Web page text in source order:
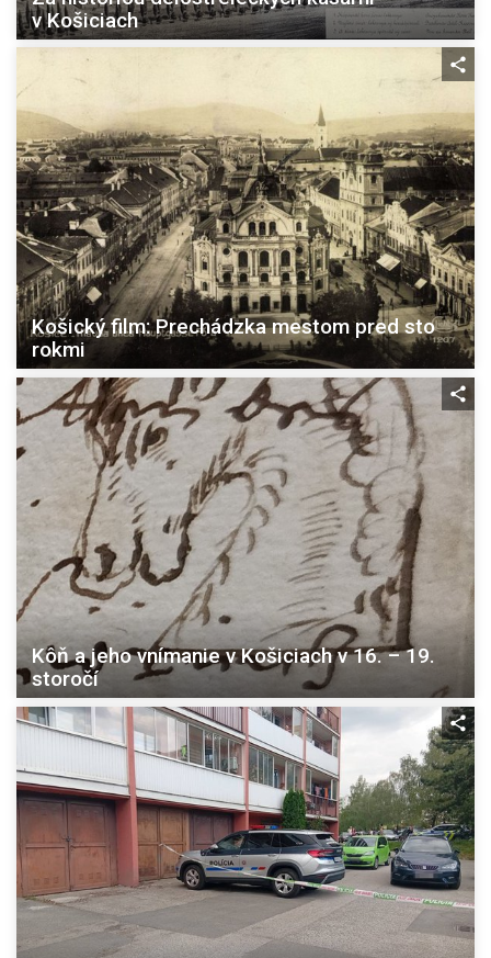
v Košiciach
Košický film: Prechádzka mestom pred sto
rokmi
Kôň a jeho vnímanie v Košiciach v 16. – 19.
storočí